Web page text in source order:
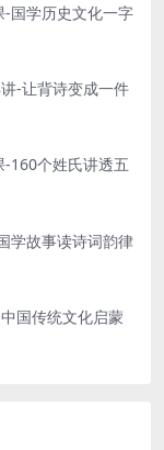
国学历史文化一字
-让背诗变成一件
160个姓氏讲透五
学故事读诗词韵律
国传统文化启蒙